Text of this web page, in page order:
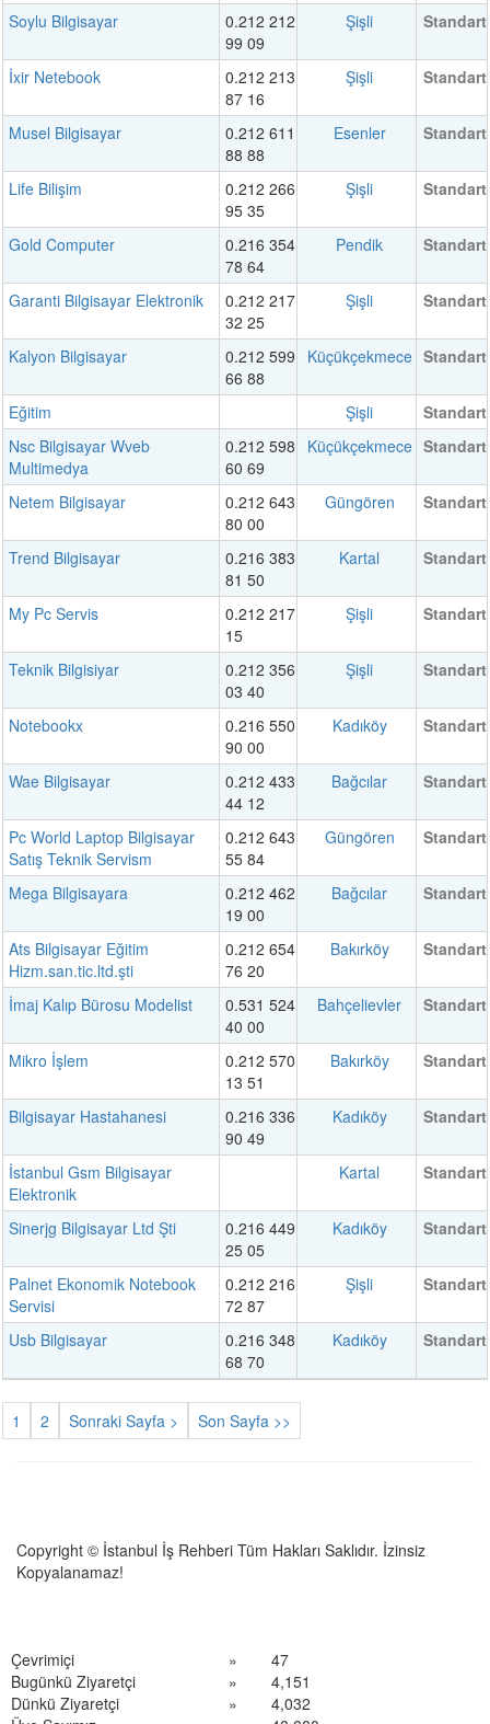
Soylu Bilgisayar
0.212 212
99 09
Şişli Standart
İxir Netebook
0.212 213
87 16
Şişli Standart
Musel Bilgisayar
0.212 611
88 88
Esenler Standart
Life Bilişim
0.212 266
95 35
Şişli Standart
Gold Computer
0.216 354
78 64
Pendik Standart
Garanti Bilgisayar Elektronik
0.212 217
32 25
Şişli Standart
Kalyon Bilgisayar
0.212 599
66 88
Küçükçekmece Standart
Eğitim Şişli
Standart
Nsc Bilgisayar Wveb
Multimedya
0.212 598
60 69
Küçükçekmece Standart
Netem Bilgisayar
0.212 643
80 00
Güngören Standart
Trend Bilgisayar
0.216 383
81 50
Kartal Standart
My Pc Servis
0.212 217
15
Şişli Standart
Teknik Bilgisiyar
0.212 356
03 40
Şişli Standart
Notebookx
0.216 550
90 00
Kadıköy Standart
Wae Bilgisayar
0.212 433
44 12
Bağcılar Standart
Pc World Laptop Bilgisayar
Satış Teknik Servism
0.212 643
55 84
Güngören Standart
Mega Bilgisayara
0.212 462
19 00
Bağcılar Standart
Ats Bilgisayar Eğitim
Hizm.san.tic.ltd.şti
0.212 654
76 20
Bakırköy Standart
İmaj Kalıp Bürosu Modelist
0.531 524
40 00
Bahçelievler Standart
Mikro İşlem
0.212 570
13 51
Bakırköy Standart
Bilgisayar Hastahanesi
0.216 336
90 49
Kadıköy Standart
İstanbul Gsm Bilgisayar
Elektronik
Kartal Standart
Sinerjg Bilgisayar Ltd Şti
0.216 449
25 05
Kadıköy Standart
Palnet Ekonomik Notebook
Servisi
0.212 216
72 87
Şişli Standart
Usb Bilgisayar
0.216 348
68 70
Kadıköy Standart
1 2 Sonraki Sayfa > Son Sayfa >>
Copyright © İstanbul İş Rehberi Tüm Hakları Saklıdır. İzinsiz
Kopyalanamaz!
Çevrimiçi »
47
Bugünkü Ziyaretçi
»
4,151
Dünkü Ziyaretçi
»
4,032